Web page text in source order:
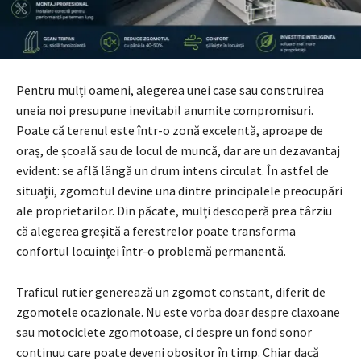
Pentru mulți oameni, alegerea unei case sau construirea
uneia noi presupune inevitabil anumite compromisuri.
Poate că terenul este într-o zonă excelentă, aproape de
oraș, de școală sau de locul de muncă, dar are un dezavantaj
evident: se află lângă un drum intens circulat. În astfel de
situații, zgomotul devine una dintre principalele preocupări
ale proprietarilor. Din păcate, mulți descoperă prea târziu
că alegerea greșită a ferestrelor poate transforma
confortul locuinței într-o problemă permanentă.
Traficul rutier generează un zgomot constant, diferit de
zgomotele ocazionale. Nu este vorba doar despre claxoane
sau motociclete zgomotoase, ci despre un fond sonor
continuu care poate deveni obositor în timp. Chiar dacă